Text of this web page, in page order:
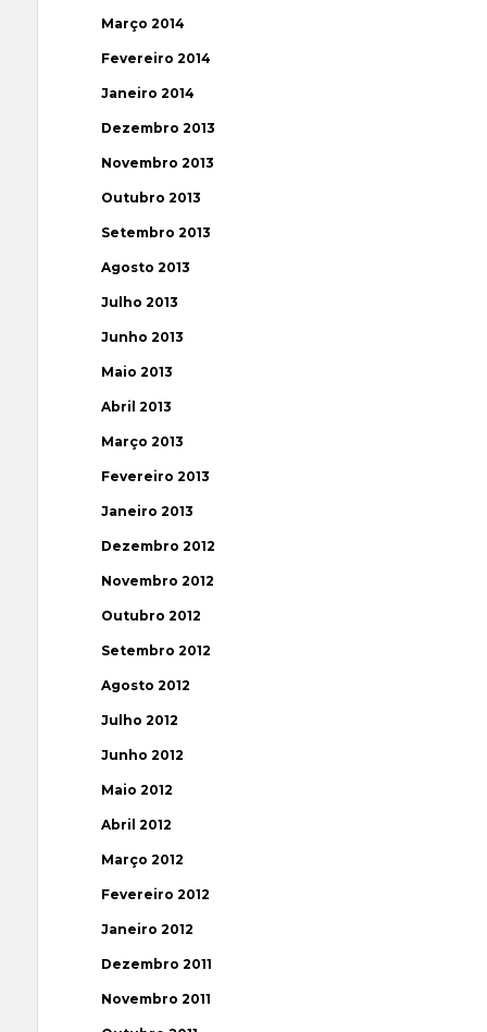
Março 2014
Fevereiro 2014
Janeiro 2014
Dezembro 2013
Novembro 2013
Outubro 2013
Setembro 2013
Agosto 2013
Julho 2013
Junho 2013
Maio 2013
Abril 2013
Março 2013
Fevereiro 2013
Janeiro 2013
Dezembro 2012
Novembro 2012
Outubro 2012
Setembro 2012
Agosto 2012
Julho 2012
Junho 2012
Maio 2012
Abril 2012
Março 2012
Fevereiro 2012
Janeiro 2012
Dezembro 2011
Novembro 2011